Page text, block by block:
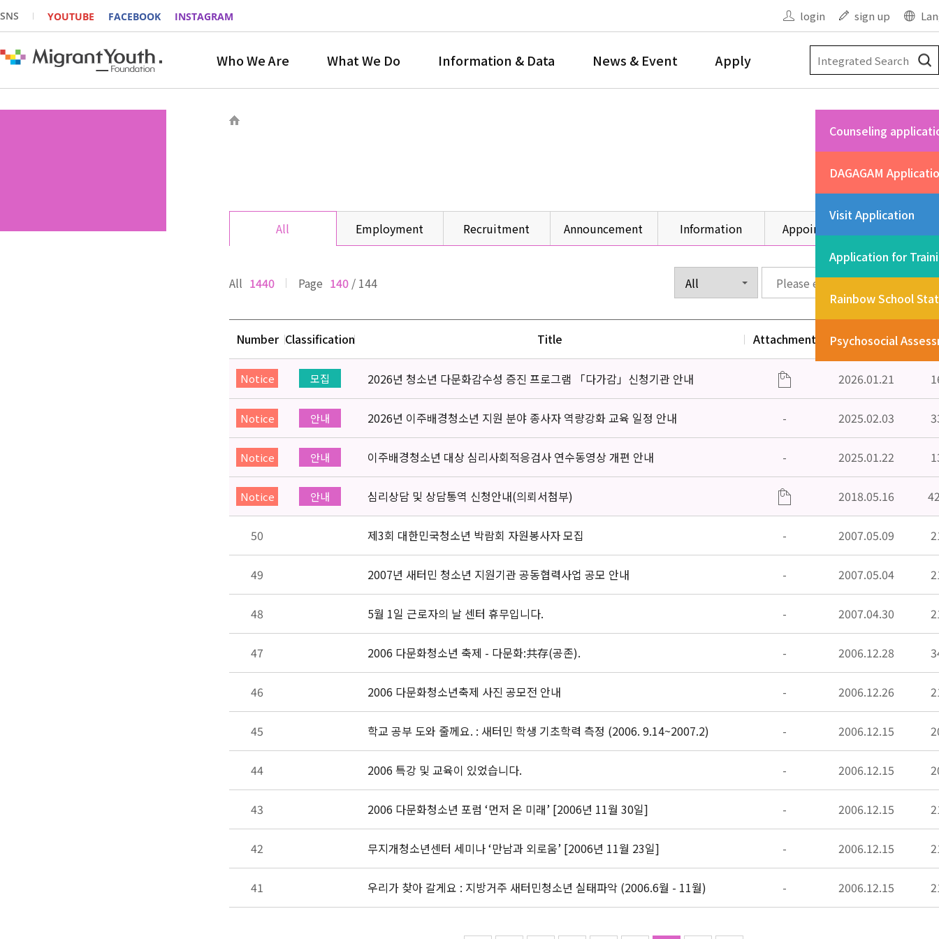
SNS YOUTUBE FACEBOOK INSTAGRAM login sign up
Who We Are What We Do Information & Data News & Event Apply
Counseling
DAGAGAM
Visit Application
Application for
Rainbow School
Psychosocial
All Employment Recruitment Announcement Information Appointment
All 1440 Page 140 / 144
Number Classification Title Attachment Date
Notice 모집 2026년 청소년 다문화감수성 증진 프로그램 「다가감」신청기관 안내 2026.01.21
Notice 안내 2026년 이주배경청소년 지원 분야 종사자 역량강화 교육 일정 안내 - 2025.02.03
Notice 안내 이주배경청소년 대상 심리사회적응검사 연수동영상 개편 안내 - 2025.01.22
Notice 안내 심리상담 및 상담통역 신청안내(의뢰서첨부) 2018.05.16
50 제3회 대한민국청소년 박람회 자원봉사자 모집 - 2007.05.09
49 2007년 새터민 청소년 지원기관 공동협력사업 공모 안내 - 2007.05.04
48 5월 1일 근로자의 날 센터 휴무입니다. - 2007.04.30
47 2006 다문화청소년 축제 - 다문화:共存(공존). - 2006.12.28
46 2006 다문화청소년축제 사진 공모전 안내 - 2006.12.26
45 학교 공부 도와 줄께요. : 새터민 학생 기초학력 측정 (2006. 9.14~2007.2) - 2006.12.15
44 2006 특강 및 교육이 있었습니다. - 2006.12.15
43 2006 다문화청소년 포럼 ‘먼저 온 미래’ [2006년 11월 30일] - 2006.12.15
42 무지개청소년센터 세미나 ‘만남과 외로움’ [2006년 11월 23일] - 2006.12.15
41 우리가 찾아 갈게요 : 지방거주 새터민청소년 실태파악 (2006.6월 - 11월) - 2006.12.15